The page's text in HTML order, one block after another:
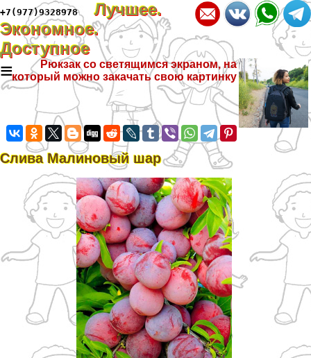
+7(977)9328978
Лучшее.
Экономное.
Доступное
≡
Рюкзак со светящимся экраном, на
который можно закачать свою картинку
Слива Малиновый шар